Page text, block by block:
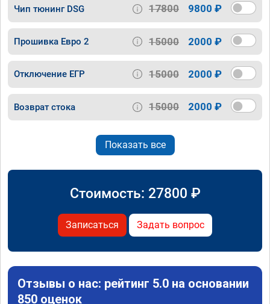
Чип тюнинг DSG 17800 9800 ₽
Прошивка Евро 2 15000 2000 ₽
Отключение ЕГР 15000 2000 ₽
Возврат стока 15000 2000 ₽
Показать все
Стоимость: 27800 ₽
Записаться Задать вопрос
Отзывы о нас: рейтинг 5.0 на основании
850 оценок